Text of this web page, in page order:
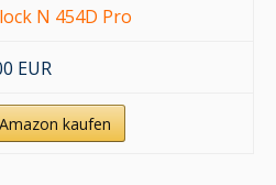
N 454D Pro
EUR
kaufen